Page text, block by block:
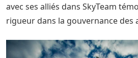
avec ses alliés dans SkyTeam
rigueur dans la gouvernance des